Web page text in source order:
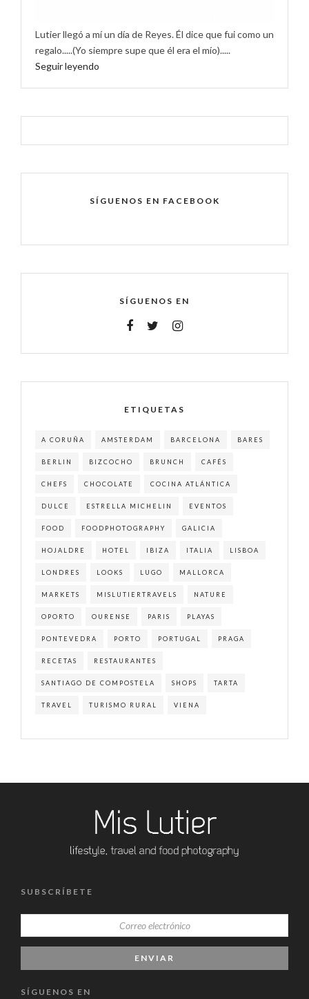
Lutier llegó a mí un día de Reyes. Él dice que fui como un
regalo.....(Yo siempre supe que él era el mío).....
Seguir leyendo
SÍGUENOS EN FACEBOOK
SÍGUENOS EN
ETIQUETAS
A CORUÑA AMSTERDAM BARCELONA BARES
BERLIN BIZCOCHO BRUNCH CAFÉS
CHEFS CHOCOLATE COCINA ATLÁNTICA
DULCE ESTRELLA MICHELIN EVENTOS
FOOD FOODPHOTOGRAPHY GALICIA
HOJALDRE HOTEL IBIZA ITALIA LISBOA
LONDRES LOOKS LUGO MALLORCA
MARKETS MISLUTIERTRAVELS NATURE
OPORTO OURENSE PARIS PLAYAS
PONTEVEDRA PORTO PORTUGAL PRAGA
RECETAS RESTAURANTES
SANTIAGO DE COMPOSTELA SHOPS TARTA
TRAVEL TURISMO RURAL VIENA
SUBSCRÍBETE
SÍGUENOS EN